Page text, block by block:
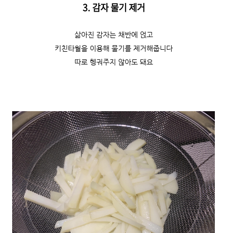
3. 감자 물기 제거
삶아진 감자는 채반에 얹고
키친타월을 이용해 물기를 제거해줍니다
따로 헹궈주지 않아도 돼요